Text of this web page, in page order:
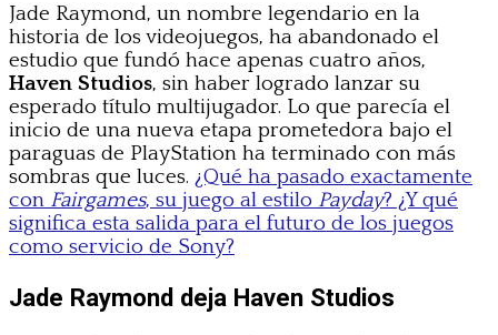
Jade Raymond, un nombre legendario en la
historia de los videojuegos, ha abandonado el
estudio que fundó hace apenas cuatro años,
Haven Studios, sin haber logrado lanzar su
esperado título multijugador. Lo que parecía el
inicio de una nueva etapa prometedora bajo el
paraguas de PlayStation ha terminado con más
sombras que luces. ¿Qué ha pasado exactamente
con Fairgames, su juego al estilo Payday? ¿Y qué
significa esta salida para el futuro de los juegos
como servicio de Sony?
Jade Raymond deja Haven Studios